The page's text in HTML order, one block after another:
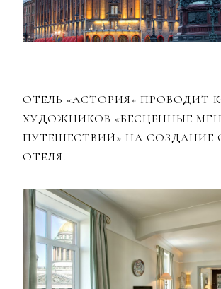
ОТЕЛЬ «АСТОРИЯ» ПРОВОДИТ
ХУДОЖНИКОВ «БЕСЦЕННЫЕ
ПУТЕШЕСТВИЙ» НА СОЗДАНИЕ
ОТЕЛЯ.